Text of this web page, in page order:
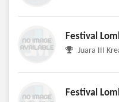
Festival
Juara III
Festival